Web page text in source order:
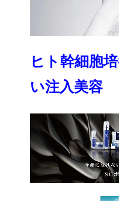
ヒト幹細胞
い注入美容